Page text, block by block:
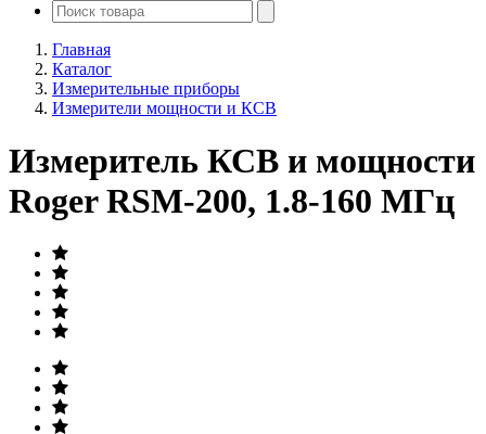
Главная
Каталог
Измерительные приборы
Измерители мощности и КСВ
Измеритель КСВ и мощности
Roger RSM-200, 1.8-160 МГц